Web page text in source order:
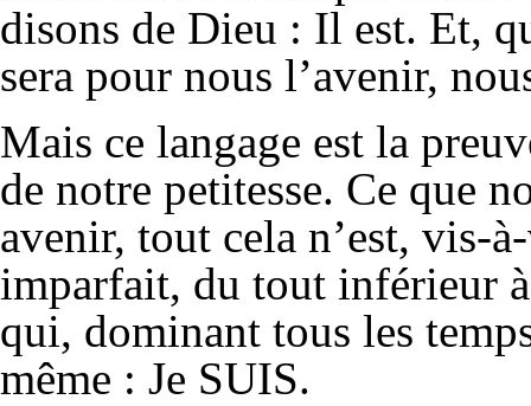
disons de Dieu : Il est. Et,
sera pour nous l’avenir,
Mais ce langage est la
de notre petitesse. Ce que
avenir, tout cela n’est, vis-
imparfait, du tout inférieur
qui, dominant tous les
même : Je SUIS.